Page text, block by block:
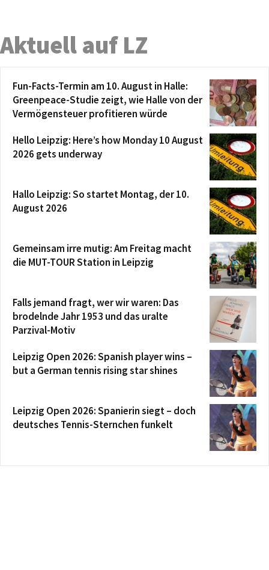
Aktuell auf LZ
Fun-Facts-Termin am 10. August in Halle:
Greenpeace-Studie zeigt, wie Halle von der
Vermögensteuer profitieren würde
Hello Leipzig: Here’s how Monday 10 August
2026 gets underway
Hallo Leipzig: So startet Montag, der 10.
August 2026
Gemeinsam irre mutig: Am Freitag macht
die MUT-TOUR Station in Leipzig
Falls jemand fragt, wer wir waren: Das
brodelnde Jahr 1953 und das uralte
Parzival-Motiv
Leipzig Open 2026: Spanish player wins –
but a German tennis rising star shines
Leipzig Open 2026: Spanierin siegt – doch
deutsches Tennis-Sternchen funkelt